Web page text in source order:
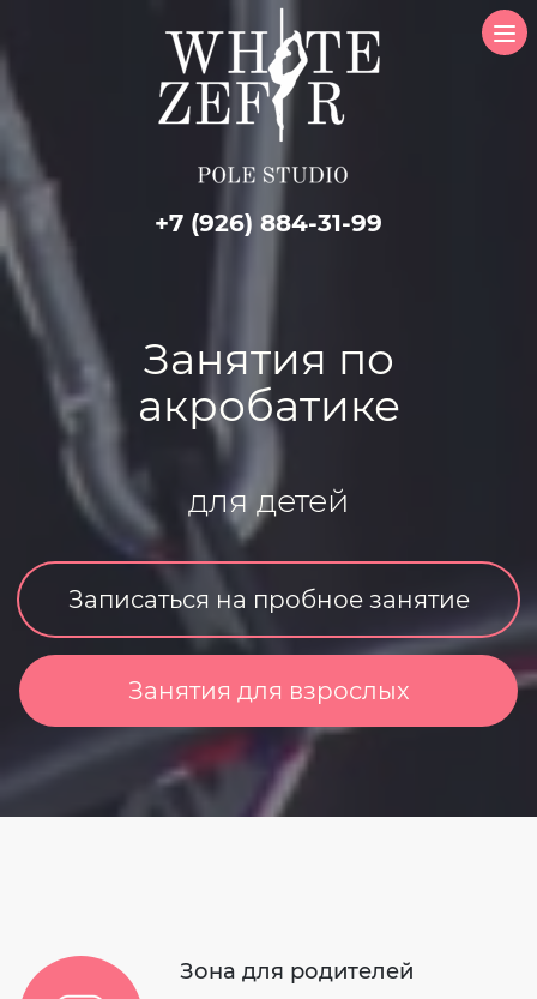
+7 (926) 884-31-99
Занятия по
акробатике
для детей
Записаться на пробное занятие
Занятия для взрослых
Зона для родителей